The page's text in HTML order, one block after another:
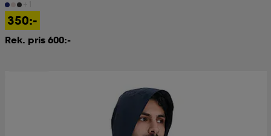
350:-
Rek. pris 600:-